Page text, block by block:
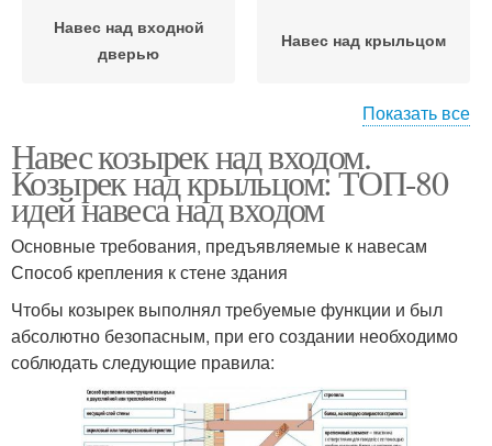
Навес над входной
дверью
Навес над крыльцом
Материалы для навеса
предназначению
Навес из
Показать все
Навес козырек над входом.
Козырек над крыльцом: ТОП-80
идей навеса над входом
Основные требования, предъявляемые к навесам
Способ крепления к стене здания
Чтобы козырек выполнял требуемые функции и был
абсолютно безопасным, при его создании необходимо
соблюдать следующие правила: